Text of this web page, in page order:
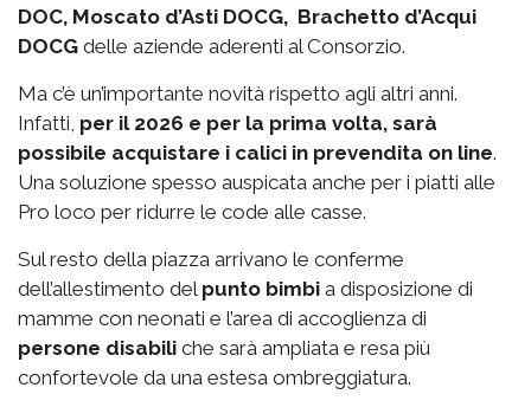
DOC, Moscato d’Asti DOCG, Brachetto d’Acqui
DOCG delle aziende aderenti al Consorzio.
Ma c’è un’importante novità rispetto agli altri anni.
Infatti, per il 2026 e per la prima volta, sarà
possibile acquistare i calici in prevendita on line.
Una soluzione spesso auspicata anche per i piatti alle
Pro loco per ridurre le code alle casse.
Sul resto della piazza arrivano le conferme
dell’allestimento del punto bimbi a disposizione di
mamme con neonati e l’area di accoglienza di
persone disabili che sarà ampliata e resa più
confortevole da una estesa ombreggiatura.